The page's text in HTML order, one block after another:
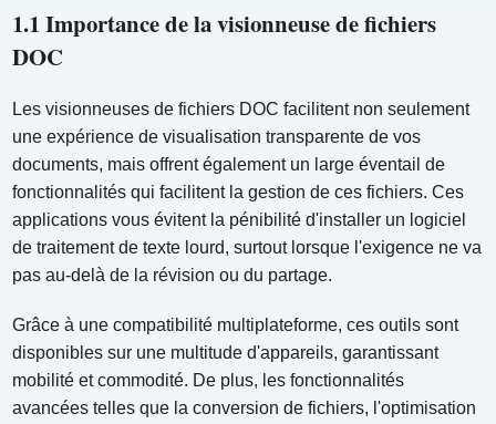
1.1 Importance de la visionneuse de fichiers
DOC
Les visionneuses de fichiers DOC facilitent non seulement
une expérience de visualisation transparente de vos
documents, mais offrent également un large éventail de
fonctionnalités qui facilitent la gestion de ces fichiers. Ces
applications vous évitent la pénibilité d'installer un logiciel
de traitement de texte lourd, surtout lorsque l'exigence ne va
pas au-delà de la révision ou du partage.
Grâce à une compatibilité multiplateforme, ces outils sont
disponibles sur une multitude d'appareils, garantissant
mobilité et commodité. De plus, les fonctionnalités
avancées telles que la conversion de fichiers, l'optimisation